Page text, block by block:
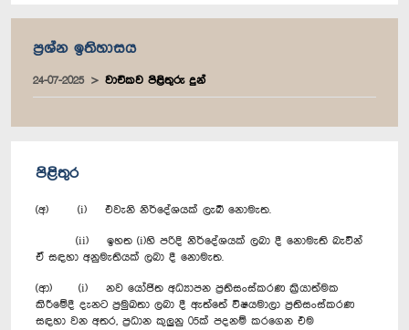
ප්‍රශ්න ඉතිහාසය
24-07-2025 වාචිකව පිළිතුරු දුන්
පිළිතුර
(අ) (i) එවැනි නිර්දේශයක් ලැබී නොමැත.
(ii) ඉහත (i)හි පරිදි නිර්දේශයක් ලබා දී නොමැති බැවින්
ඒ සඳහා අනුමැතියක් ලබා දී නොමැත.
(ආ) (i) නව යෝජිත අධ්‍යාපන ප්‍රතිසංස්කරණ ක්‍රියාත්මක
කිරීමේදී දැනට ප්‍රමුඛතා ලබා දී ඇත්තේ විෂයමාලා ප්‍රතිසංස්කරණ
සඳහා වන අතර, ප්‍රධාන කුලුනු 05ක් පදනම් කරගෙන එම